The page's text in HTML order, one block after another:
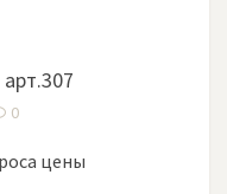
0
цены